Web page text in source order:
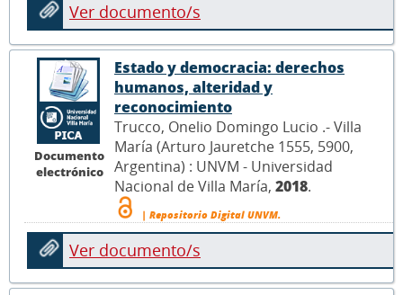
Ver documento/s
Documento
electrónico
Estado y democracia: derechos
humanos, alteridad y
reconocimiento
Trucco, Onelio Domingo Lucio .- Villa
María (Arturo Jauretche 1555, 5900,
Argentina) : UNVM - Universidad
Nacional de Villa María, 2018.
| Repositorio Digital UNVM.
Ver documento/s